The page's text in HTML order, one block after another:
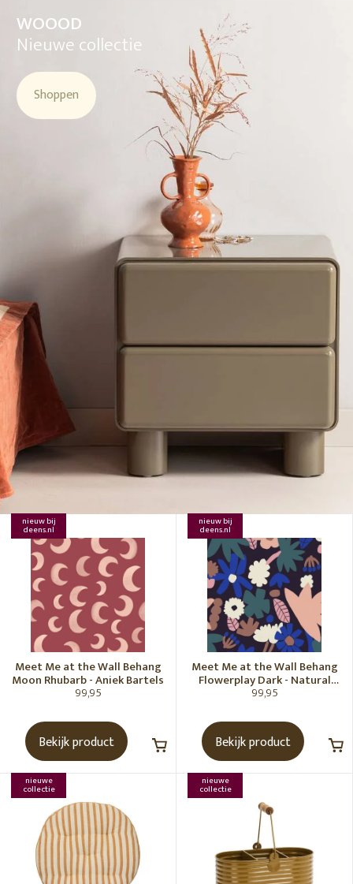
WOOOD
Nieuwe collectie
Shoppen
nieuw bij
deens.nl
Meet Me at the Wall Behang
Moon Rhubarb - Aniek Bartels
99,95
Bekijk product
nieuw bij
deens.nl
Meet Me at the Wall Behang
Flowerplay Dark - Natural
Noord
99,95
Bekijk product
nieuwe
collectie
nieuwe
collectie